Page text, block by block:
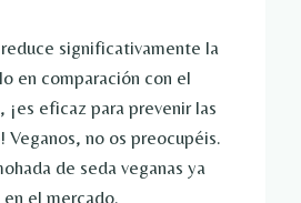
significativamente la
en comparación con el
¡es eficaz para prevenir las
Veganos, no os preocupéis.
de seda veganas ya
el mercado.